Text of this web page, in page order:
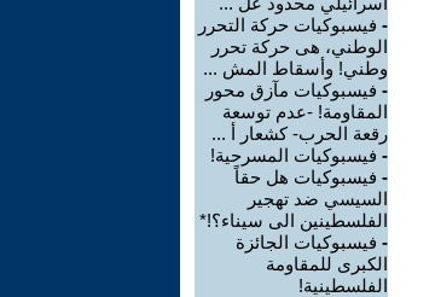
- فيسبوكيات حركة التحرر
الوطني، هى حركة تحرر
وطني! وأسقاط المش ...
- فيسبوكيات مآزق محور
المقاومة! -عدم توسعة
رقعة الحرب- كشعار أ ...
- فيسبوكيات المسرحية!
- فيسبوكيات هل حقاً
السيسي ضد تهجير
الفلسطينين الى سيناء؟!*
- فيسبوكيات الجائزة
الكبرى للمقاومة
الفلسطينية!